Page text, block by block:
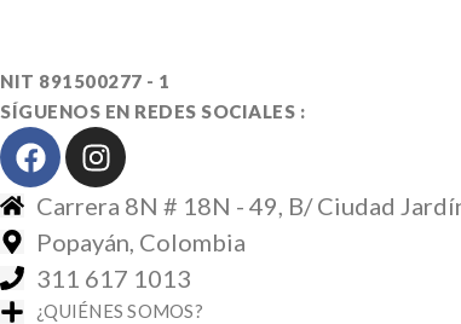
NIT 891500277 - 1
SÍGUENOS EN REDES SOCIALES :
Carrera 8N # 18N - 49, B/ Ciudad
Popayán, Colombia
311 617 1013
¿QUIÉNES SOMOS?